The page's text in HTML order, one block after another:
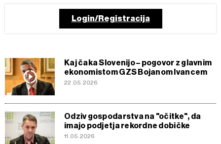
Login/Registracija
Kaj čaka Slovenijo – pogovor z glavnim
ekonomistom GZS Bojanom Ivancem
22.05.2026
Odziv gospodarstva na "očitke", da
imajo podjetja rekordne dobičke
11.05.2026